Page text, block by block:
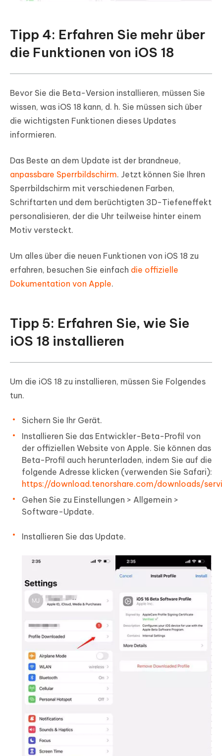
Tipp 4: Erfahren Sie mehr über
die Funktionen von iOS 18
Bevor Sie die Beta-Version installieren, müssen Sie
wissen, was iOS 18 kann, d. h. Sie müssen sich über
die wichtigsten Funktionen dieses Updates
informieren.
Das Beste an dem Update ist der brandneue,
anpassbare Sperrbildschirm. Jetzt können Sie Ihren
Sperrbildschirm mit verschiedenen Farben,
Schriftarten und dem berüchtigten 3D-Tiefeneffekt
personalisieren, der die Uhr teilweise hinter einem
Motiv versteckt.
Um alles über die neuen Funktionen von iOS 18 zu
erfahren, besuchen Sie einfach die offizielle
Dokumentation von Apple.
Tipp 5: Erfahren Sie, wie Sie
iOS 18 installieren
Um die iOS 18 zu installieren, müssen Sie Folgendes
tun.
Sichern Sie Ihr Gerät.
Installieren Sie das Entwickler-Beta-Profil von
der offiziellen Website von Apple. Sie können das
Beta-Profil auch herunterladen, indem Sie auf die
folgende Adresse klicken (verwenden Sie Safari):
https://download.tenorshare.com/downloads/
Gehen Sie zu Einstellungen > Allgemein >
Software-Update.
Installieren Sie das Update.